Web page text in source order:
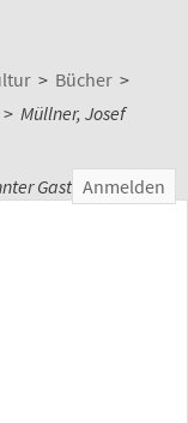
> Bücher >
> Müllner, Josef
Gast Anmelden